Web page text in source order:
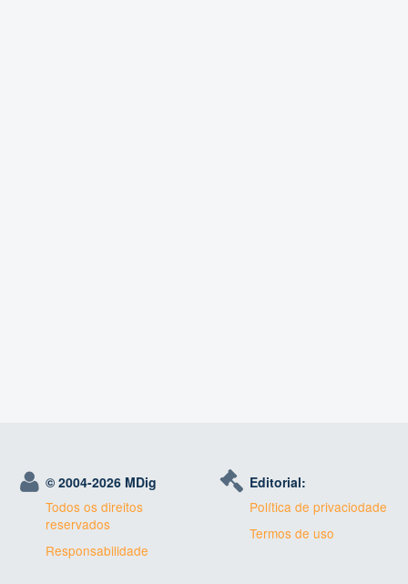
© 2004-2026 MDig
Todos os direitos
reservados
Responsabilidade
Editorial:
Política de privaciodade
Termos de uso